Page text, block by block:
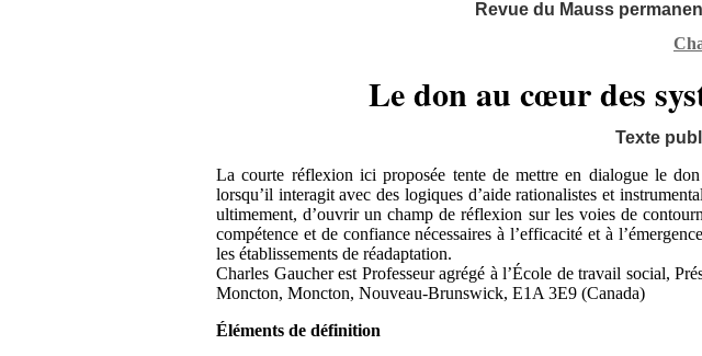
Revue du Mauss
Le don au cœur des
Texte
La courte réflexion ici proposée tente de mettre en dialogue le
lorsqu’il interagit avec des logiques d’aide rationalistes et
ultimement, d’ouvrir un champ de réflexion sur les voies de
compétence et de confiance nécessaires à l’efficacité et à
les établissements de réadaptation.
Charles Gaucher est Professeur agrégé à l’École de travail social,
Moncton, Moncton, Nouveau-Brunswick, E1A 3E9 (Canada)
Éléments de définition